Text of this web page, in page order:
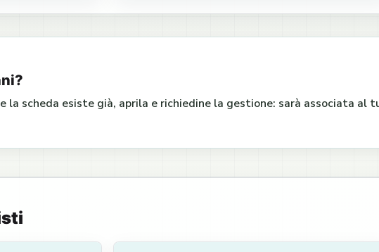
la scheda esiste già, aprila e richiedine la gestione: sarà associata al